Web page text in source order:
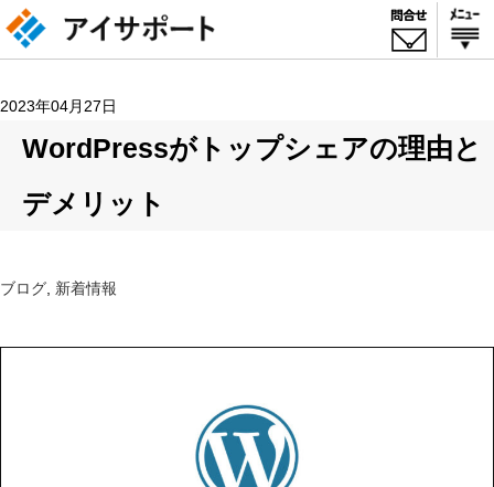
2023年04月27日
WordPressがトップシェアの理由と
デメリット
ブログ 新着情報